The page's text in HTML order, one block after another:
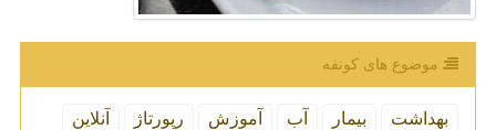
موضوع های كونفه
بهداشت بیمار آب آموزش رپورتاژ
آنلاین